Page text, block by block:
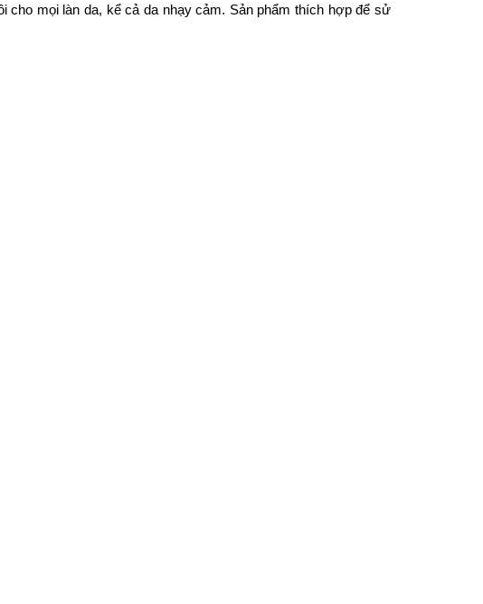
cho mọi làn da, kể cả da nhạy cảm. Sản phẩm thích hợp để sử